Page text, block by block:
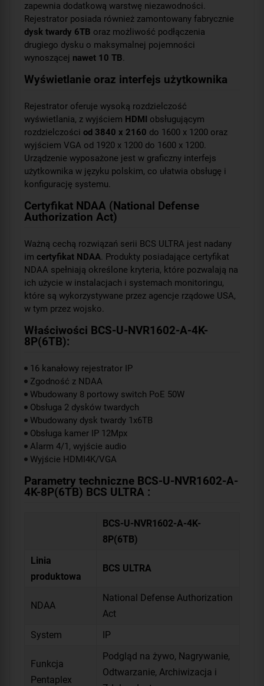
zapewnia dodatkową warstwę niezawodności.
Rejestrator posiada również zamontowany fabrycznie
dysk twardy 6TB oraz możliwość podłączenia
drugiego dysku o maksymalnej pojemności
wynoszącej nawet 10 TB.
Wyświetlanie oraz interfejs użytkownika
Rejestrator oferuje wysoką rozdzielczość
wyświetlania, z wyjściem HDMI
obsługującym
rozdzielczości od 3840 x 2160 do 1600 x 1200 oraz
wyjściem VGA od 1920 x 1200 do 1600 x 1200.
Urządzenie wyposażone jest w graficzny interfejs
użytkownika w języku polskim, co ułatwia obsługę i
konfigurację systemu.
Certyfikat NDAA (National Defense
Authorization Act)
Ważną cechą rozwiązań serii BCS ULTRA jest nadany
im certyfikat NDAA. Produkty posiadające certyfikat
NDAA spełniają określone kryteria, które pozwalają na
ich użycie w instalacjach i systemach monitoringu,
które są wykorzystywane przez agencje rządowe USA,
w tym przez wojsko.
Właściwości BCS-U-NVR1602-A-4K-
8P(6TB):
16 kanałowy rejestrator IP
Zgodność z NDAA
Wbudowany 8 portowy switch PoE 50W
Obsługa 2 dysków twardych
Wbudowany dysk twardy 1x6TB
Obsługa kamer IP 12Mpx
Alarm 4/1, wyjście audio
Wyjście HDMI4K/VGA
Parametry techniczne BCS-U-NVR1602-A-
4K-8P(6TB) BCS ULTRA :
BCS-U-NVR1602-A-4K-
8P(6TB)
Linia
produktowa
BCS ULTRA
NDAA
National Defense Authorization
Act
System
IP
Funkcja
Pentaplex
Podgląd na żywo, Nagrywanie,
Odtwarzanie, Archiwizacja i